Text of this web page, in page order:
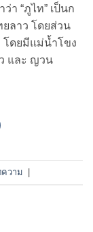
า “ภูไท” เป็นก
ลาว โดยส่วน
โดยมีแม่น้ำโขง
และ ญวน
วาม |